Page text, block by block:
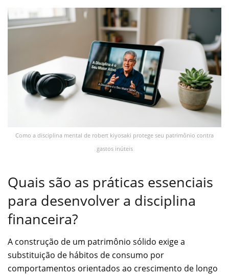
Como a disciplina mental de robert kiyosaki protege seu patrimônio contra
gastos inúteis
Quais são as práticas essenciais
para desenvolver a disciplina
financeira?
A construção de um patrimônio sólido exige a
substituição de hábitos de consumo por
comportamentos orientados ao crescimento de longo